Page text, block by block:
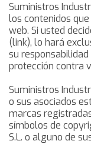
Suministros
los contenidos
web. Si usted
(link), lo hará
su
protección contra
Suministros
o sus asociados
marcas
símbolos de
S.L. o alguno de